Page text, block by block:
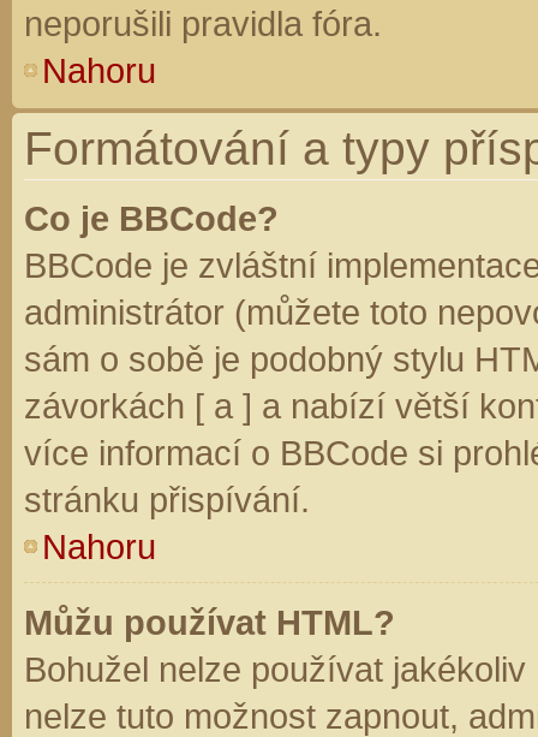
neporušili pravidla fóra.
Nahoru
Formátování a typy
Co je BBCode?
BBCode je zvláštní
administrátor (můžete toto
sám o sobě je podobný stylu
závorkách [ a ] a nabízí větší
více informací o BBCode si
stránku přispívání.
Nahoru
Můžu používat HTML?
Bohužel nelze používat
nelze tuto možnost zapnout,